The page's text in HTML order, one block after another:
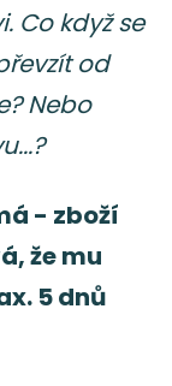
Co když se
od
Nebo
- zboží
že mu
5 dnů